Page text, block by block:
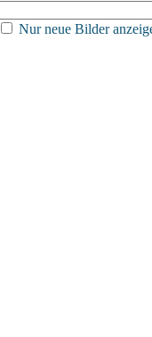
Nur neue Bilder